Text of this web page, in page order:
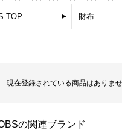
TOP 財布
現在登録されている商品はありませ
の関連ブランド